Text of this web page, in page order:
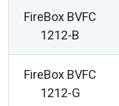
FireBox BVFC
1212-B
FireBox BVFC
1212-G